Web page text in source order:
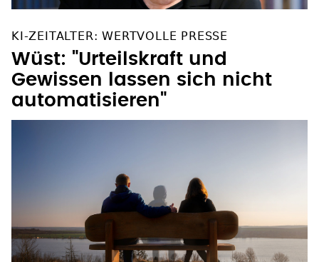
KI-ZEITALTER: WERTVOLLE PRESSE
Wüst: "Urteilskraft und
Gewissen lassen sich nicht
automatisieren"